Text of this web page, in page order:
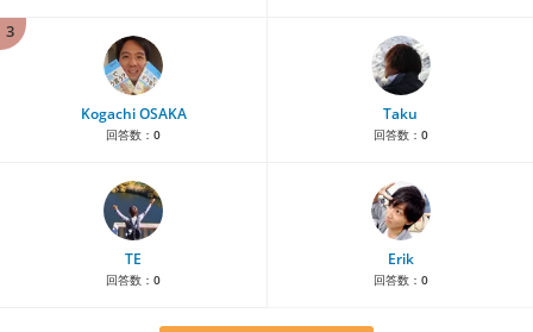
3
Kogachi OSAKA
回答数： 0
Taku
回答数： 0
TE
回答数： 0
Erik
回答数： 0